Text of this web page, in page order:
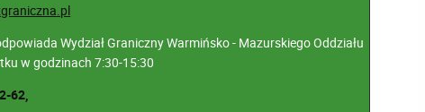
Wydział Graniczny Warmińsko - Mazurskiego Oddziału
w godzinach 7:30-15:30
62,